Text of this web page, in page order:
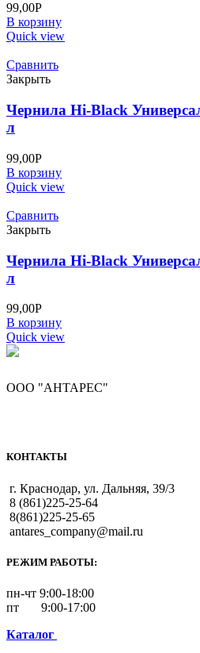
99,00Р
В корзину
Quick view
Сравнить
Закрыть
Чернила Hi-Black
л
99,00Р
В корзину
Quick view
Сравнить
Закрыть
Чернила Hi-Black
л
99,00Р
В корзину
Quick view
ООО "АНТАРЕС"
КОНТАКТЫ
г. Краснодар, ул. Дальняя, 39/3
8 (861)225-25-64
8(861)225-25-65
antares_company@mail.ru
РЕЖИМ РАБОТЫ:
пн-чт 9:00-18:00
пт 9:00-17:00
Каталог